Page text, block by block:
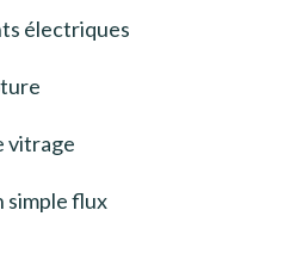
électriques
vitrage
simple flux